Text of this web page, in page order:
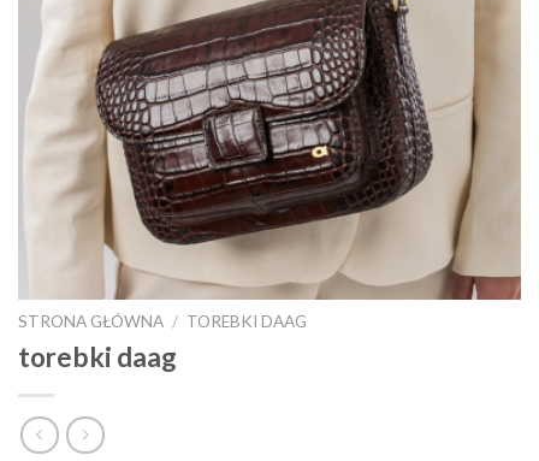
STRONA GŁÓWNA / TOREBKI DAAG
torebki daag